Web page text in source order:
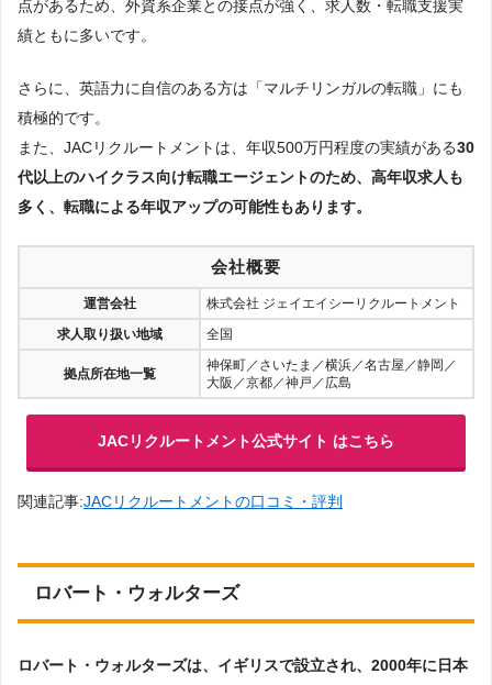
点があるため、外資系企業との接点が強く、求人数・転職支援実
績ともに多いです。
さらに、英語力に自信のある方は「マルチリンガルの転職」にも
積極的です。
また、JACリクルートメントは、年収500万円程度の実績がある30
代以上のハイクラス向け転職エージェントのため、高年収求人も
多く、転職による年収アップの可能性もあります。
会社概要
運営会社
株式会社 ジェイエイシーリクルートメント
求人取り扱い地域
全国
拠点所在地一覧
神保町／さいたま／横浜／名古屋／静岡／
大阪／京都／神戸／広島
JACリクルートメント公式サイト はこちら
関連記事:JACリクルートメントの口コミ・評判
ロバート・ウォルターズ
ロバート・ウォルターズは、イギリスで設立され、2000年に日本